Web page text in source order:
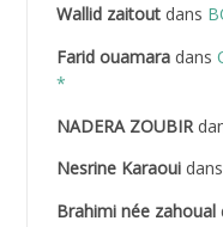
ABDEDDAIM Hamid
ABDELAZIZ Mohamed
ABDELHAFID
Wallid zaitoutdans
Farid ouamaradans
*
NADERA ZOUBIR
Nesrine Karaouidans
Brahimi née zahoual